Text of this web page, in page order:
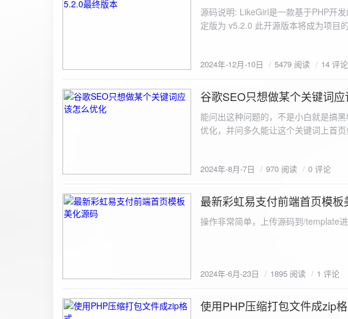
源码说明: LikeGirl是一款基于PHP开
定版为 v5.2.0 此开源版本将成为项目
2024年-12月-10日 5479 阅读 14 评论
2024-8-7
谷歌SEO只想做某个关键词
能问出这种问题的，不是小白就是搞
优化，并问多久能让这个关键词上首
2024年-8月-7日 970 阅读 0 评论
2024-6-23
最新彩虹易支付前端首页模板
操作非常简单，上传源码到/template
2024年-6月-23日 1895 阅读 1 评论
2024-6-12
使用PHP压缩打包文件成zip